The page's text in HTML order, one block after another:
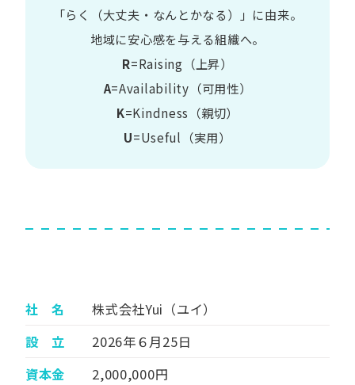
​「らく​（大丈夫・なんとかなる）」に​由来。
地域に​安心感を​与える​組織へ。
R=Raising（上昇）
A=Availability​（可用性）
K=Kindness​（親切）
U=Useful​（実用）​
社 名
株式会社Yui（ユイ）
設 立
2026年６月25日
資本金
2,000,000円